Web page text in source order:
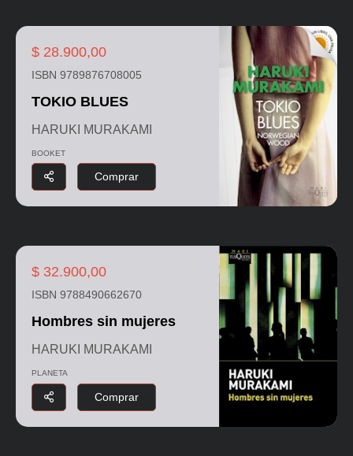
$ 28.900,00
ISBN 9789876708005
TOKIO BLUES
HARUKI MURAKAMI
BOOKET
Comprar
$ 32.900,00
ISBN 9788490662670
Hombres sin mujeres
HARUKI MURAKAMI
PLANETA
Comprar